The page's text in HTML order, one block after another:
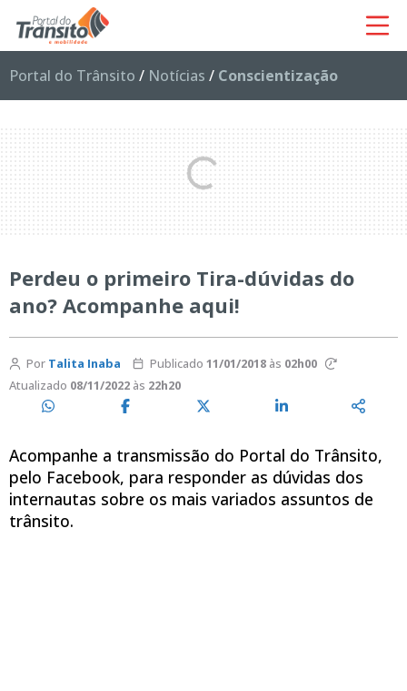
Portal do Trânsito / Notícias / Conscientização
Perdeu o primeiro Tira-dúvidas do
ano? Acompanhe aqui!
Por Talita Inaba Publicado 11/01/2018às 02h00
Atualizado 08/11/2022 às 22h20
Acompanhe a transmissão do Portal do Trânsito,
pelo Facebook, para responder as dúvidas dos
internautas sobre os mais variados assuntos de
trânsito.